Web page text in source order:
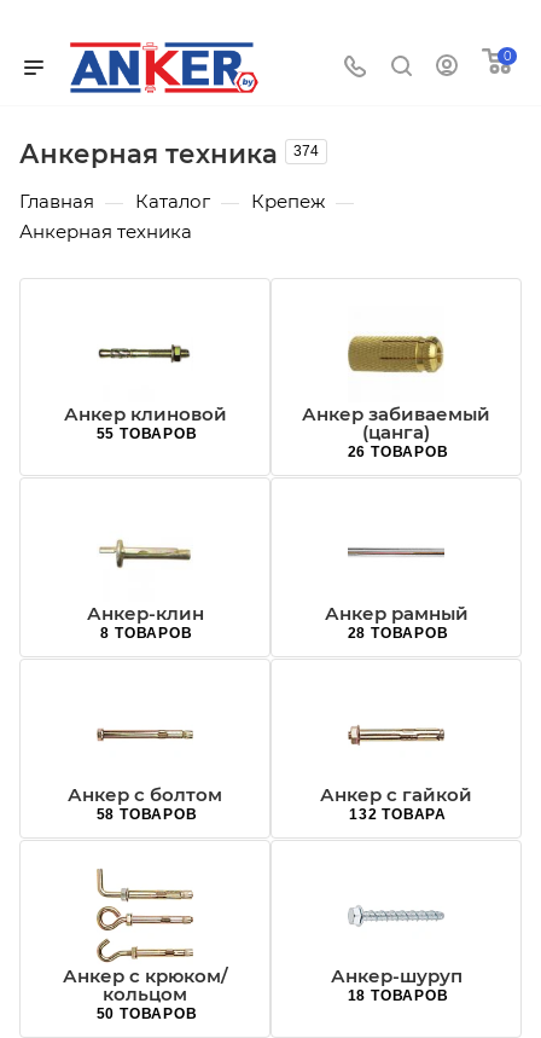
0
Анкерная техника 374
Главная — Каталог — Крепеж —
Анкерная техника
Анкер клиновой
55 ТОВАРОВ
Анкер забиваемый
(цанга)
26 ТОВАРОВ
Анкер-клин
8 ТОВАРОВ
Анкер рамный
28 ТОВАРОВ
Анкер с болтом
58 ТОВАРОВ
Анкер с гайкой
132 ТОВАРА
Анкер с крюком/
кольцом
50 ТОВАРОВ
Анкер-шуруп
18 ТОВАРОВ